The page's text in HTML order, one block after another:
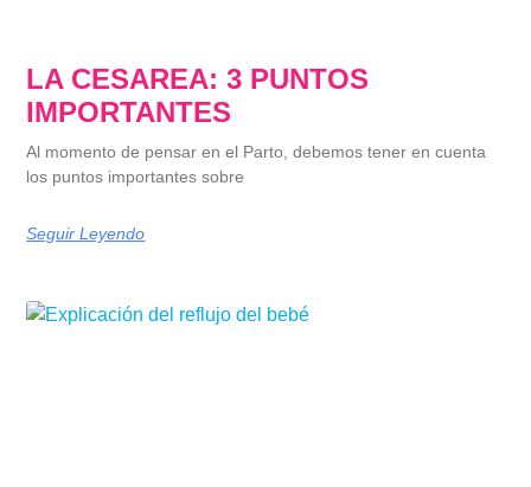
LA CESAREA: 3 PUNTOS
IMPORTANTES
Al momento de pensar en el Parto, debemos tener en cuenta
los puntos importantes sobre
Seguir Leyendo